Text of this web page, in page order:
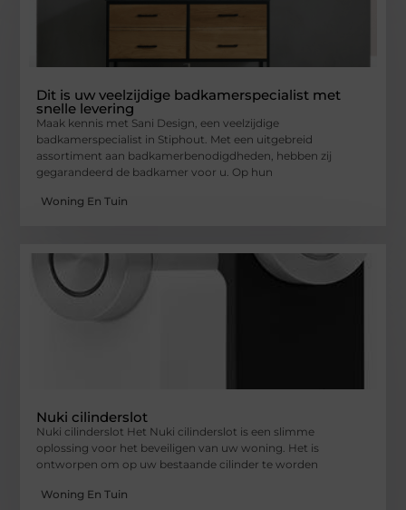
Dit is uw veelzijdige badkamerspecialist met
snelle levering
Maak kennis met Sani Design, een veelzijdige
badkamerspecialist in Stiphout. Met een uitgebreid
assortiment aan badkamerbenodigdheden, hebben zij
gegarandeerd de badkamer voor u. Op hun
Woning En Tuin
Nuki cilinderslot
Nuki cilinderslot Het Nuki cilinderslot is een slimme
oplossing voor het beveiligen van uw woning. Het is
ontworpen om op uw bestaande cilinder te worden
Woning En Tuin